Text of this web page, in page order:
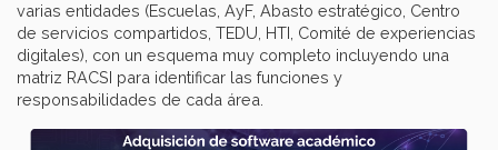
varias entidades (Escuelas, AyF, Abasto estratégico, Centro
de servicios compartidos, TEDU, HTI, Comité de experiencias
digitales), con un esquema muy completo incluyendo una
matriz RACSI para identificar las funciones y
responsabilidades de cada área.